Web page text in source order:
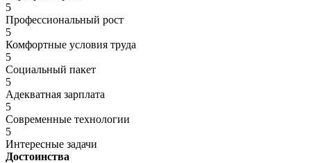
5
Профессиональный рост
5
Комфортные условия труда
5
Социальный пакет
5
Адекватная зарплата
5
Современные технологии
5
Интересные задачи
Достоинства